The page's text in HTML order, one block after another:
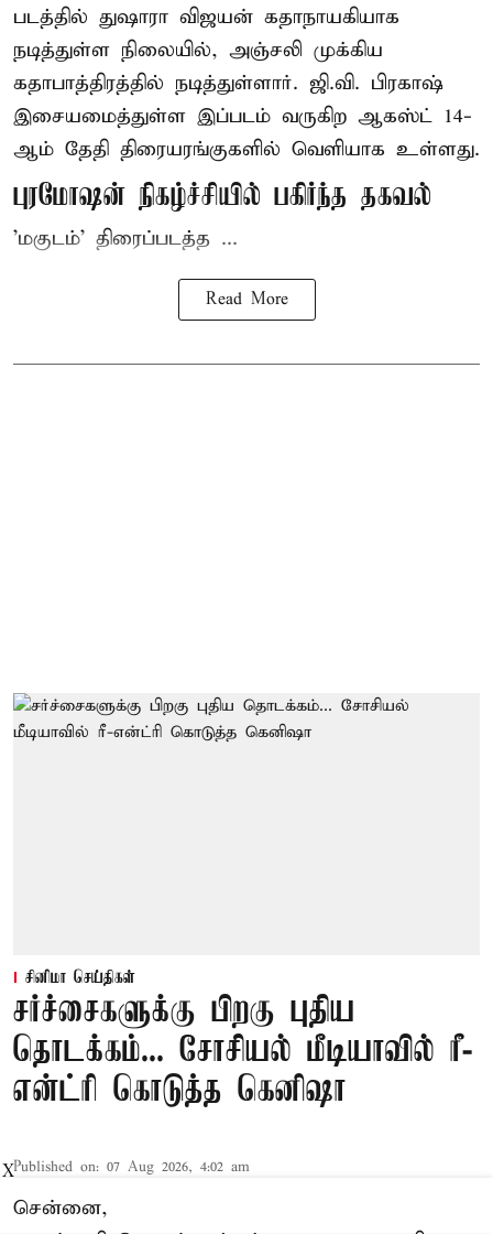
படத்தில் துஷாரா விஜயன் கதாநாயகியாக
நடித்துள்ள நிலையில், அஞ்சலி முக்கிய
கதாபாத்திரத்தில் நடித்துள்ளார். ஜி.வி. பிரகாஷ்
இசையமைத்துள்ள இப்படம் வருகிற ஆகஸ்ட் 14-
ஆம் தேதி திரையரங்குகளில் வெளியாக உள்ளது.
புரமோஷன் நிகழ்ச்சியில் பகிர்ந்த தகவல்
'மகுடம்' திரைப்படத்த ...
Read More
சினிமா செய்திகள்
சர்ச்சைகளுக்கு பிறகு புதிய
தொடக்கம்... சோசியல் மீடியாவில் ரீ-
என்ட்ரி கொடுத்த கெனிஷா
Published on: 07 Aug 2026, 4:02 am
சென்னை,
X